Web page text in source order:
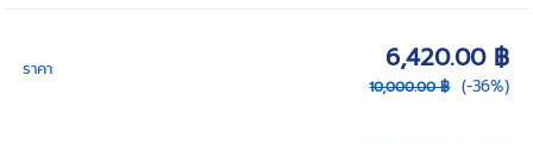
ราคา 6,420.00 ฿
10,000.00 ฿ (-36%)